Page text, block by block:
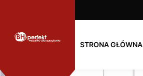
STRONA GŁÓWNA